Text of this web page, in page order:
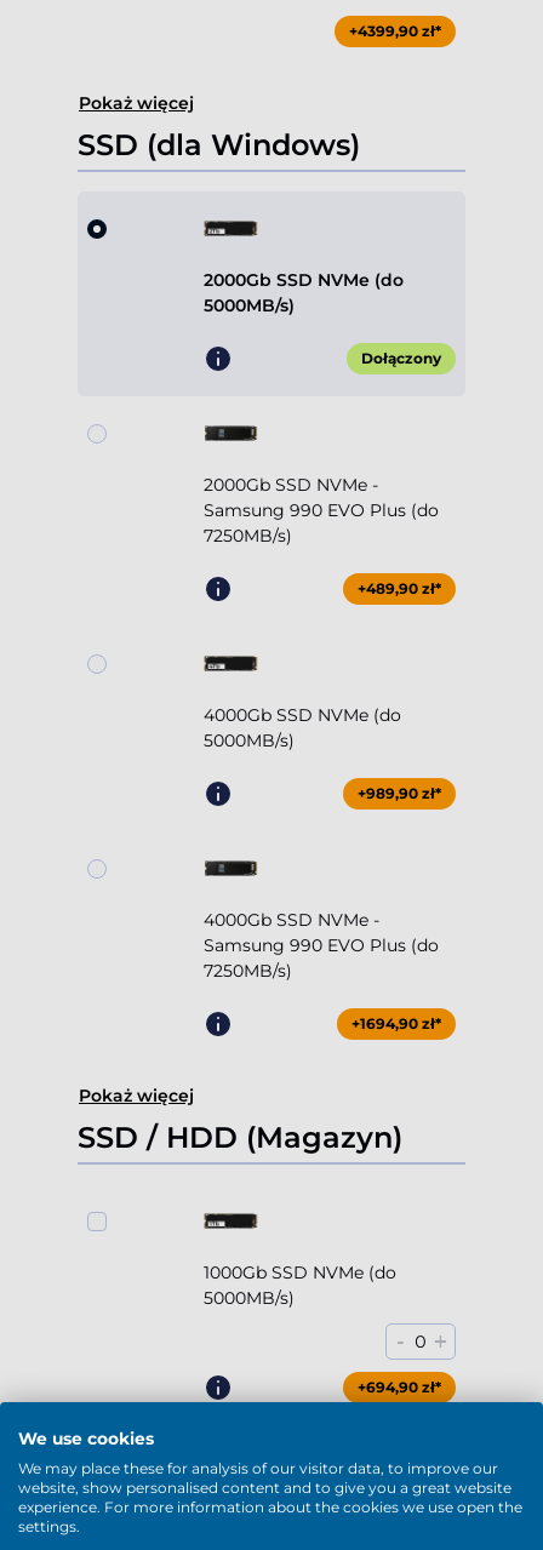
+4399,90 zł*
Pokaż więcej
SSD (dla Windows)
2000Gb SSD NVMe (do
5000MB/s)
Dołączony
2000Gb SSD NVMe -
Samsung 990 EVO Plus (do
7250MB/s)
+489,90 zł*
4000Gb SSD NVMe (do
5000MB/s)
+989,90 zł*
4000Gb SSD NVMe -
Samsung 990 EVO Plus (do
7250MB/s)
+1694,90 zł*
Pokaż więcej
SSD / HDD (Magazyn)
1000Gb SSD NVMe (do
5000MB/s)
- 0 +
+694,90 zł*
2000Gb SSD NVMe (do
We use cookies
We may place these for analysis of our visitor data, to improve our
website, show personalised content and to give you a great website
experience. For more information about the cookies we use open the
settings.